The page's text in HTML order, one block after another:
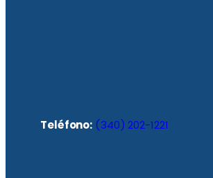
Teléfono: (340) 202-1221